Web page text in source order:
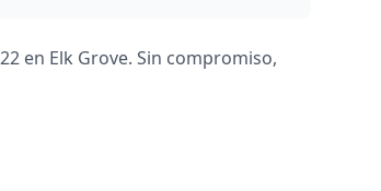
en Elk Grove. Sin compromiso,